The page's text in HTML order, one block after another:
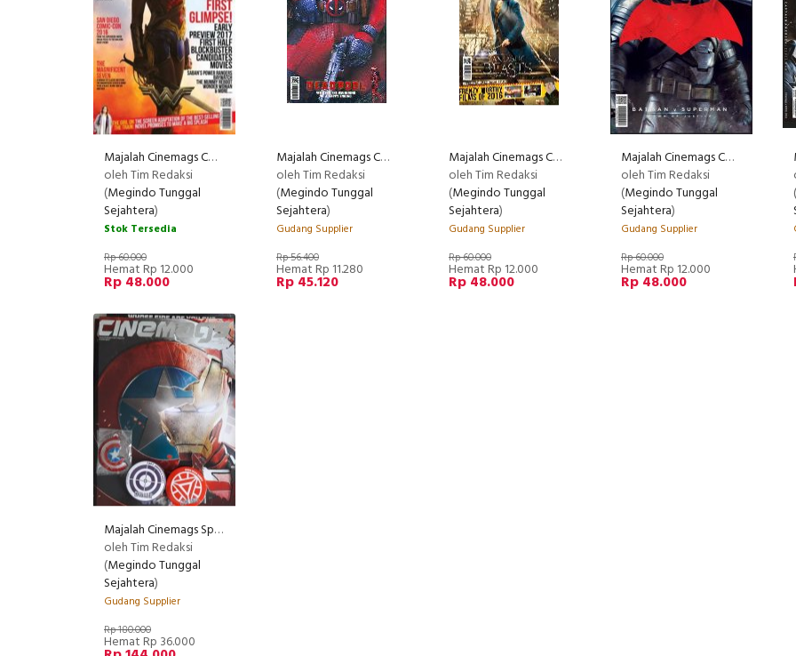
Majalah Cinemags Cover Wonder Woman | Edisi 205 - September 2016
oleh Tim Redaksi
(Megindo Tunggal
Sejahtera)
Stok Tersedia
Rp 60.000
Hemat Rp 12.000
Rp 48.000
Majalah Cinemags Cover Deadpool | Edisi 198 - Januari 2016
oleh Tim Redaksi
(Megindo Tunggal
Sejahtera)
Gudang Supplier
Rp 56.400
Hemat Rp 11.280
Rp 45.120
Majalah Cinemags Cover Fantastic Beast and Where to Find Them | Edisi 199 - Februari 2016
oleh Tim Redaksi
(Megindo Tunggal
Sejahtera)
Gudang Supplier
Rp 60.000
Hemat Rp 12.000
Rp 48.000
Majalah Cinemags Cover Batman vs Superman | Edisi 200 - Maret 2016
oleh Tim Redaksi
(Megindo Tunggal
Sejahtera)
Gudang Supplier
Rp 60.000
Hemat Rp 12.000
Rp 48.000
(
Majalah Cinemags Special Edition Cover Captain America - Civil War | Edisi 201 - Juni 2016
oleh Tim Redaksi
(Megindo Tunggal
Sejahtera)
Gudang Supplier
Rp 180.000
Hemat Rp 36.000